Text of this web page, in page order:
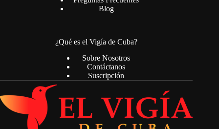
Blog
¿Qué es el Vigía de Cuba?
Sobre Nosotros
Contáctanos
Suscripción